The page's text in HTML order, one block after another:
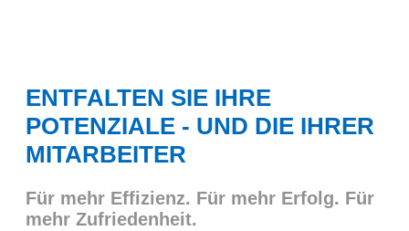
ENTFALTEN SIE IHRE
POTENZIALE - UND DIE IHRER
MITARBEITER
Für mehr Effizienz. Für mehr Erfolg. Für
mehr Zufriedenheit.